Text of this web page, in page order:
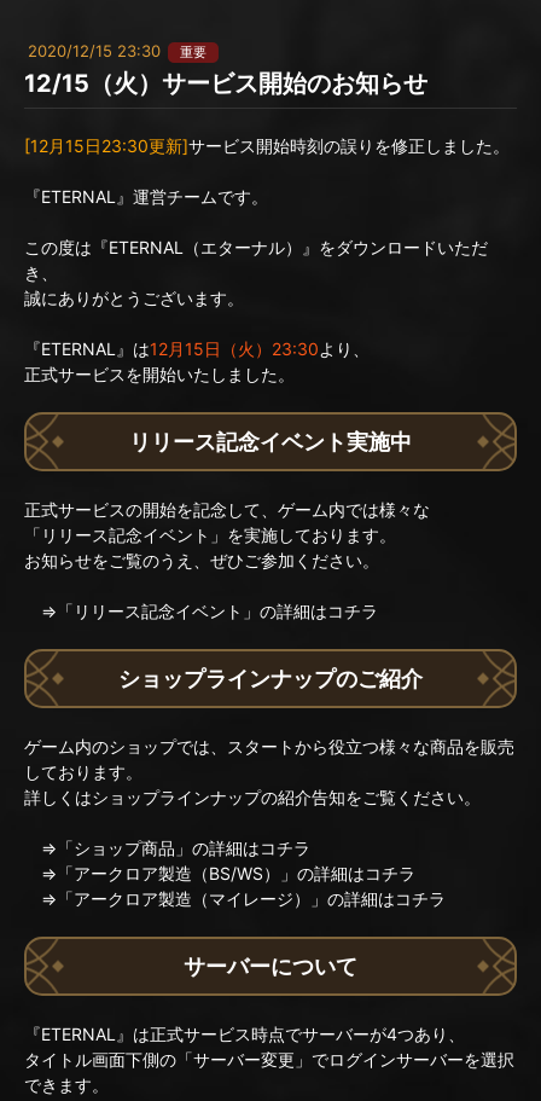
2020/12/15 23:30 重要
12/15（火）サービス開始のお知らせ
[12月15日23:30更新]サービス開始時刻の誤りを修正しました。
『ETERNAL』運営チームです。
この度は『ETERNAL（エターナル）』をダウンロードいただ
き、
誠にありがとうございます。
『ETERNAL』は12月15日（火）23:30より、
正式サービスを開始いたしました。
リリース記念イベント実施中
正式サービスの開始を記念して、ゲーム内では様々な
「リリース記念イベント」を実施しております。
お知らせをご覧のうえ、ぜひご参加ください。
⇒ 「リリース記念イベント」の詳細はコチラ
ショップラインナップのご紹介
ゲーム内のショップでは、スタートから役立つ様々な商品を販売
しております。
詳しくはショップラインナップの紹介告知をご覧ください。
⇒ 「ショップ商品」の詳細はコチラ
⇒ 「アークロア製造（BS/WS）」の詳細はコチラ
⇒ 「アークロア製造（マイレージ）」の詳細はコチラ
サーバーについて
『ETERNAL』は正式サービス時点でサーバーが4つあり、
タイトル画面下側の「サーバー変更」でログインサーバーを選択
できます。